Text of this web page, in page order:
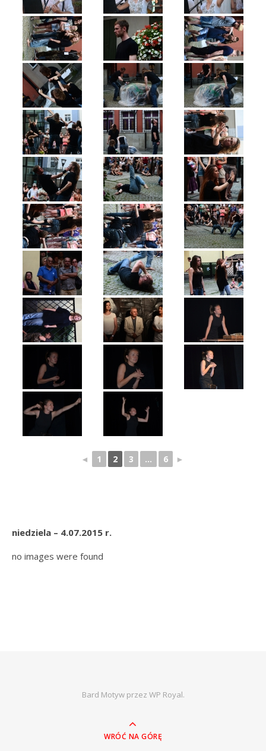
◄ 1 2 3 ... 6 ►
niedziela – 4.07.2015 r.
no images were found
Bard Motyw przez WP Royal.
WRÓĆ NA GÓRĘ